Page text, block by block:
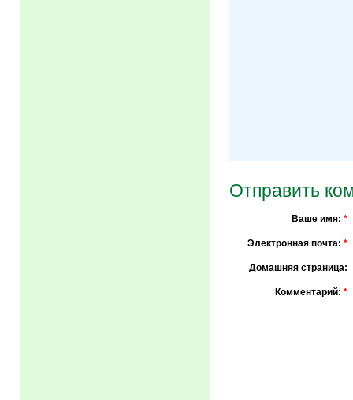
Отправить
Ваше имя: *
Электронная почта: *
Домашняя страница:
Комментарий: *